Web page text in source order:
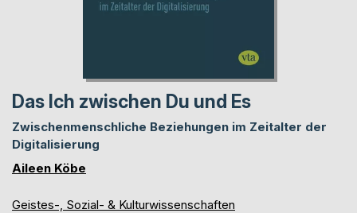
Das Ich zwischen Du und Es
Zwischenmenschliche Beziehungen im Zeitalter der
Digitalisierung
Aileen Köbe
Geistes-, Sozial- & Kulturwissenschaften